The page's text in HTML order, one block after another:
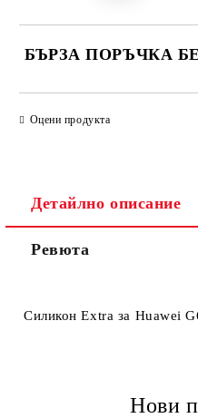
БЪРЗА ПОРЪЧКА
Оцени продукта
Детайлно описание
Ревюта
Силикон Extra за Huawei
Нови